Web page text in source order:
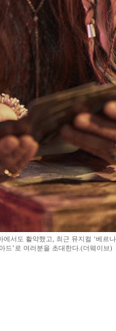
서도 활약했고, 최근 뮤지컬 ‘베르
드’로 여러분을 초대한다.(더웨이브)